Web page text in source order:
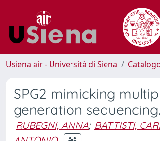
Usiena air - Università di Siena
SPG2 mimicking
generation sequencing.
RUBEGNI, ANNA; BATTISTI,